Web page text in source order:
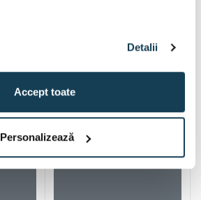
Detalii
Accept toate
Personalizează